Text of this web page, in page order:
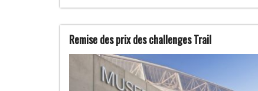
Remise des prix des challenges Trail